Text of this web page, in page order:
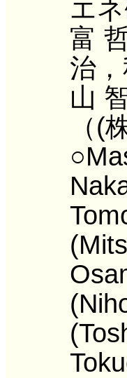
エ
富
治
山
（(